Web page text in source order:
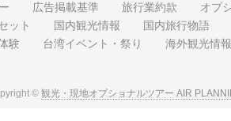
広告掲載基準 旅行業約款 オプ
ット 国内観光情報 国内旅行物語
験 台湾イベント・祭り 海外観光情報
© 観光・現地オプショナルツアー AIR